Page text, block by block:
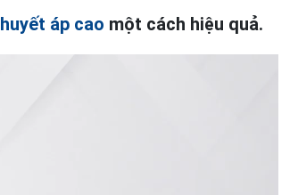
huyết áp cao một cách hiệu quả.